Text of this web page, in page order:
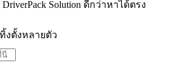
Solution ดีกว่าหาได้ตรง
งตั้งหลายตัว